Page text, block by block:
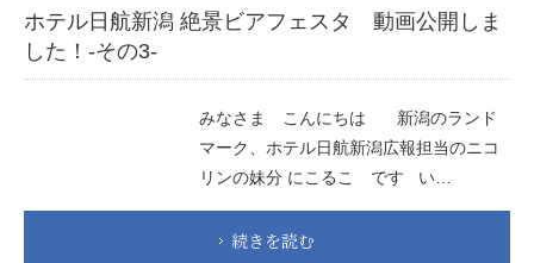
ホテル日航新潟 絶景ビアフェスタ 動画公開しま
した！-その3-
みなさま こんにちは 新潟のランド
マーク、ホテル日航新潟広報担当のニコ
リンの妹分 にこるこ です い…
続きを読む